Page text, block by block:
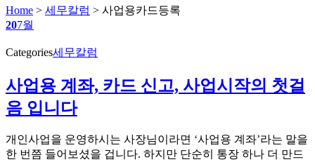
Home > 세무칼럼 > 사업용카드등록
207월
Categories세무칼럼
사업용 계좌, 카드 신고, 사업시작의 첫걸
음 입니다
개인사업을 운영하시는 사장님이라면 ‘사업용 계좌’라는 말을
한 번쯤 들어보셨을 겁니다. 하지만 단순히 통장 하나 더 만드